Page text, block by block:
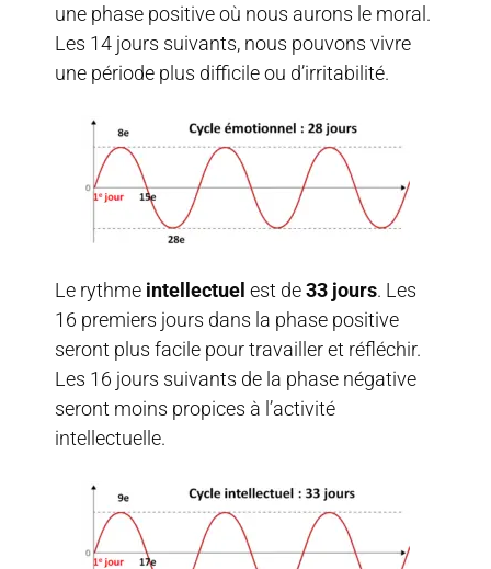
une phase positive où nous aurons le moral.
Les 14 jours suivants, nous pouvons vivre
une période plus difficile ou d’irritabilité.
Le rythme intellectuel est de33 jours. Les
16 premiers jours dans la phase positive
seront plus facile pour travailler et réfléchir.
Les 16 jours suivants de la phase négative
seront moins propices à l’activité
intellectuelle.